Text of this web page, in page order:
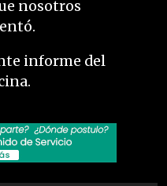
nosotros
informe del